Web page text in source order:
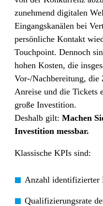
zunehmend digitalen
Eingangskanälen bei
persönliche Kontakt
Touchpoint. Dennoch
hohen Kosten, die
Vor-/Nachbereitung, die
Anreise und die Tickets
große Investition.
Deshalb gilt: Machen
Investition messbar.
Klassische KPIs sind:
Anzahl identifizierter
Qualifizierungsrate